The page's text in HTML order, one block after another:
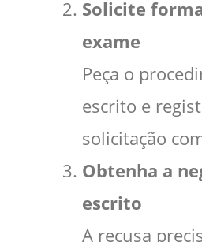
Solicite
exame
Peça o
escrito e
solicitação
Obtenha a
escrito
A recusa